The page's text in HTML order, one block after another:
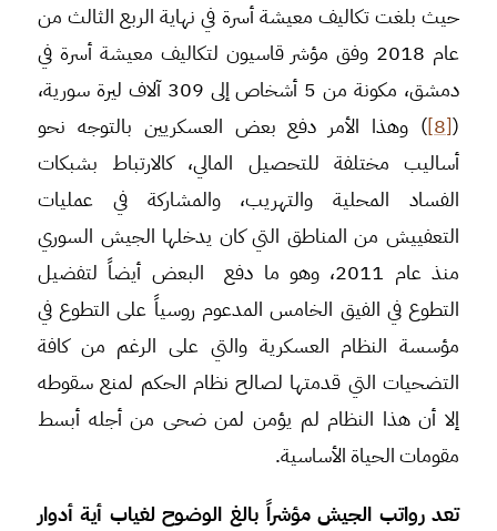
حيث بلغت تكاليف معيشة أسرة في نهاية الربع الثالث من
عام 2018 وفق مؤشر قاسيون لتكاليف معيشة أسرة في
دمشق، مكونة من 5 أشخاص إلى 309 آلاف ليرة سورية،
(
[8]
) وهذا الأمر دفع بعض العسكريين بالتوجه نحو
أساليب مختلفة للتحصيل المالي، كالارتباط بشبكات
الفساد المحلية والتهريب، والمشاركة في عمليات
التعفييش من المناطق التي كان يدخلها الجيش السوري
منذ عام 2011، وهو ما دفع البعض أيضاً لتفضيل
التطوع في الفيق الخامس المدعوم روسياً على التطوع في
مؤسسة النظام العسكرية والتي على الرغم من كافة
التضحيات التي قدمتها لصالح نظام الحكم لمنع سقوطه
إلا أن هذا النظام لم يؤمن لمن ضحى من أجله أبسط
مقومات الحياة الأساسية.
تعد رواتب الجيش مؤشراً بالغ الوضوح لغياب أية أدوار